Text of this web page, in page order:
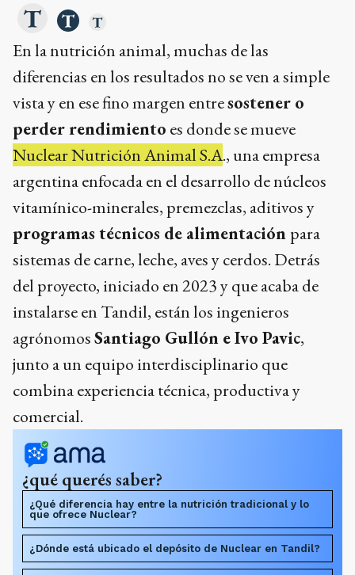
En la nutrición animal, muchas de las
diferencias en los resultados no se ven a simple
vista y en ese fino margen entresostener o
perder rendimiento es donde se mueve
Nuclear Nutrición Animal S.A., una empresa
argentina enfocada en el desarrollo de núcleos
vitamínico-minerales, premezclas, aditivos y
programas técnicos de alimentación para
sistemas de carne, leche, aves y cerdos. Detrás
del proyecto, iniciado en 2023 y que acaba de
instalarse en Tandil, están los ingenieros
agrónomosSantiago Gullón e Ivo Pavic,
junto a un equipo interdisciplinario que
combina experiencia técnica, productiva y
comercial.
¿qué querés saber?
¿Qué diferencia hay entre la nutrición tradicional y lo
que ofrece Nuclear?
¿Dónde está ubicado el depósito de Nuclear en Tandil?